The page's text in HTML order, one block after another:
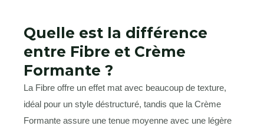
Quelle est la différence
entre Fibre et Crème
Formante ?
La Fibre offre un effet mat avec beaucoup de texture,
idéal pour un style déstructuré, tandis que la Crème
Formante assure une tenue moyenne avec une légère